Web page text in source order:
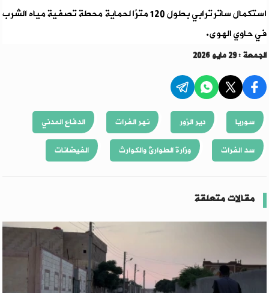
استكمال ساتر ترابي بطول 120 مترًا لحماية محطة تصفية مياه الشرب
في حاوي الهوى.
الجمعة : 29 مايو 2026
سوريا دير الزور نهر الفرات
الدفاع المدني
سد الفرات
وزارة الطوارئ والكوارث الفيضانات
مقالات متعلقة